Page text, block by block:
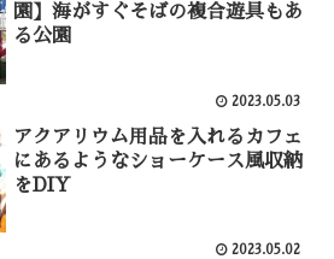
園】海がすぐそばの複合遊具もあ
る公園
2023.05.03
アクアリウム用品を入れるカフェ
にあるようなショーケース風収納
をDIY
2023.05.02